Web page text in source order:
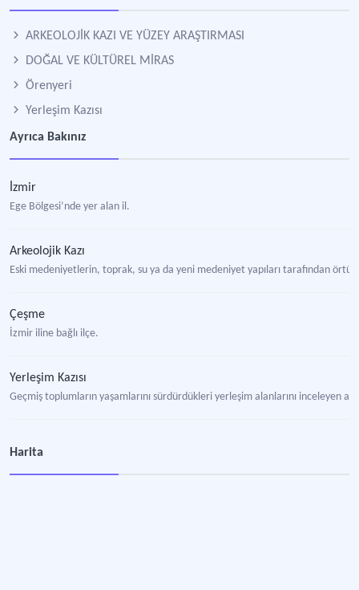
ARKEOLOJİK KAZI VE YÜZEY ARAŞTIRMASI
DOĞAL VE KÜLTÜREL MİRAS
Örenyeri
Yerleşim Kazısı
Ayrıca Bakınız
İzmir
Ege Bölgesi’nde yer alan il.
Arkeolojik Kazı
Eski medeniyetlerin, toprak, su ya da yeni medeniyet yapıları tarafından
Çeşme
İzmir iline bağlı ilçe.
Yerleşim Kazısı
Geçmiş toplumların yaşamlarını sürdürdükleri yerleşim alanlarını inceleyen
Harita